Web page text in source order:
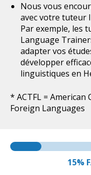
Nous vous
avec votre tuteur
Par exemple, les
Language
adapter vos
développer
linguistiques en
* ACTFL =
Foreign Languages
15%